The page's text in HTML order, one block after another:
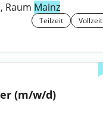
Raum Mainz
Teilzeit Vollzeit
(m/w/d)